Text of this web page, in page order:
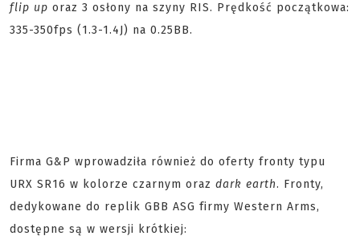
flip up oraz 3 osłony na szyny RIS. Prędkość początkowa:
335-350fps (1.3-1.4J) na 0.25BB.
Firma G&P wprowadziła również do oferty fronty typu
URX SR16 w kolorze czarnym oraz dark earth. Fronty,
dedykowane do replik GBB ASG firmy Western Arms,
dostępne są w wersji krótkiej: